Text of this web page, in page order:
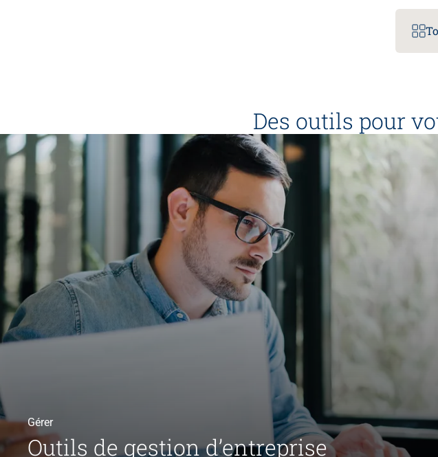
Des outils pour
Gérer
Outils de gestion d’entreprise